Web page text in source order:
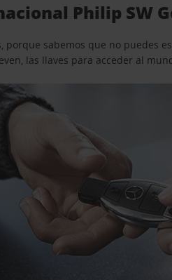
Philip SW
porque sabemos que no puedes
las llaves para acceder al